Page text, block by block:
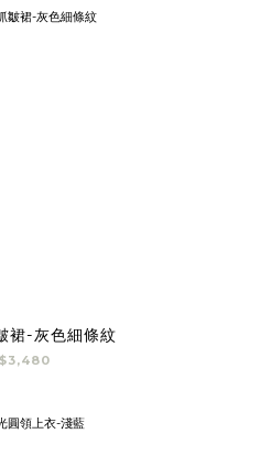
裙-灰色細條紋